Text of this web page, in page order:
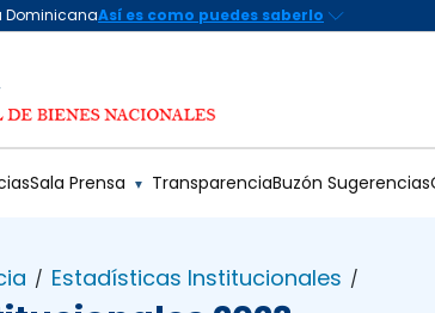
Sala Prensa ▼ TransparenciaBuzón Sugerencias
/ Estadísticas Institucionales /